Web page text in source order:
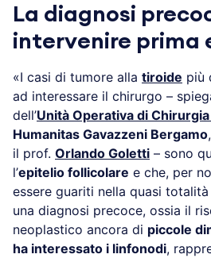
La diagnosi
intervenire prima
«I casi di tumore alla tiroide più
ad interessare il chirurgo –
dell’Unità Operativa di
Humanitas Gavazzeni Bergamo
il prof. Orlando Goletti – sono
l’epitelio follicolare e che, per
essere guariti nella quasi
una diagnosi precoce, ossia il
neoplastico ancora di piccole
ha interessato i linfonodi,